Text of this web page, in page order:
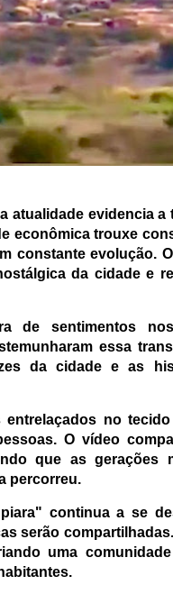
atualidade evidencia
econômica trouxe
constante evolução.
da cidade e
de sentimentos
essa
da cidade e as
no
O vídeo
que as gerações
percorreu.
continua a se
serão
uma